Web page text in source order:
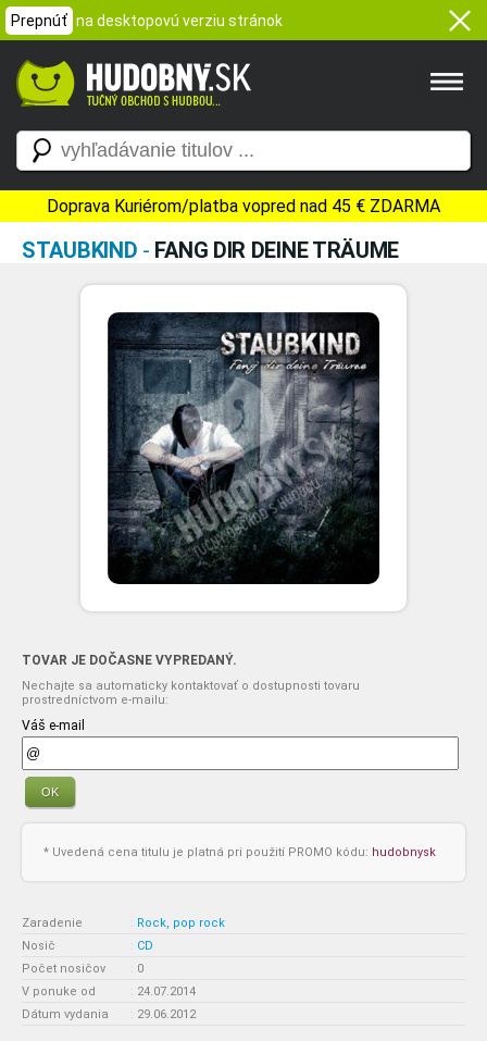
Prepnúť na desktopovú verziu stránok
Doprava Kuriérom/platba vopred nad 45 € ZDARMA
STAUBKIND - FANG DIR DEINE TRÄUME
TOVAR JE DOČASNE VYPREDANÝ.
Nechajte sa automaticky kontaktovať o dostupnosti tovaru
prostredníctvom e-mailu:
Váš e-mail
OK
* Uvedená cena titulu je platná pri použití PROMO kódu: hudobnysk
Zaradenie : Rock, pop rock
Nosič
: CD
Počet nosičov
: 0
V ponuke od
: 24.07.2014
Dátum vydania
: 29.06.2012